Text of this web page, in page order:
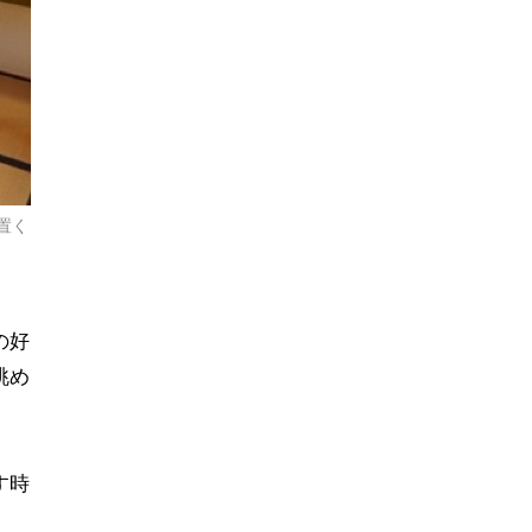
く
好
め
時